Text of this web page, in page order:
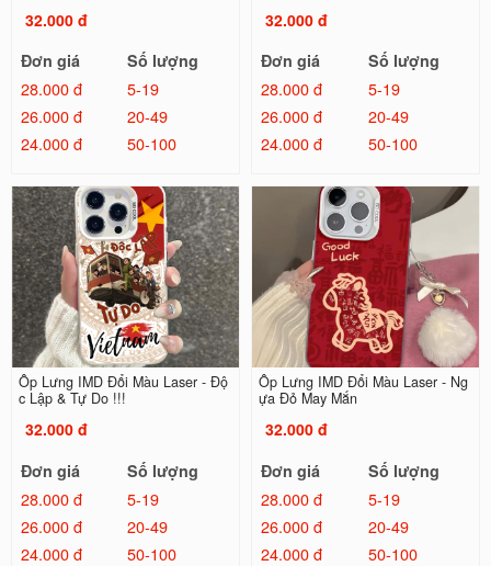
32.000 đ
Đơn giá
Số lượng
28.000 đ
5-19
26.000 đ
20-49
24.000 đ
50-100
32.000 đ
Đơn giá
Số lượng
28.000 đ
5-19
26.000 đ
20-49
24.000 đ
50-100
Ốp Lưng IMD Đổi Màu Laser - Độ
c Lập & Tự Do !!!
32.000 đ
Đơn giá
Số lượng
28.000 đ
5-19
26.000 đ
20-49
24.000 đ
50-100
Ốp Lưng IMD Đổi Màu Laser - Ng
ựa Đỏ May Mắn
32.000 đ
Đơn giá
Số lượng
28.000 đ
5-19
26.000 đ
20-49
24.000 đ
50-100